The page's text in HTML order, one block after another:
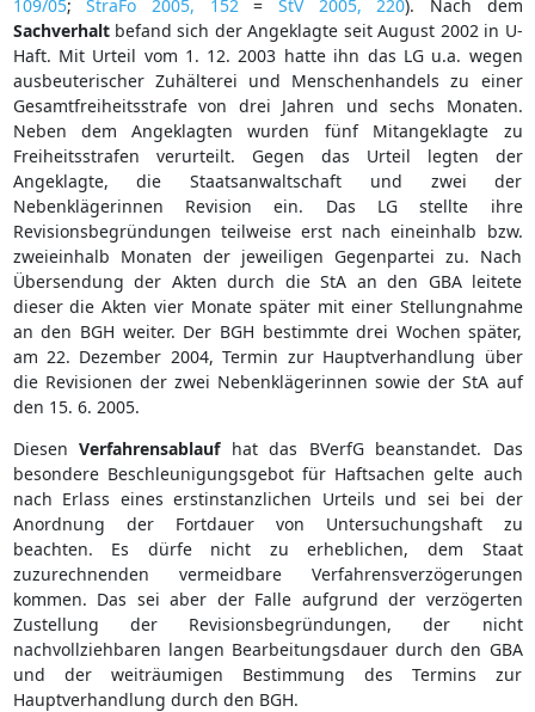
109/05;StraFo 2005, 152 = StV 2005, 220). Nach dem
Sachverhalt befand sich der Angeklagte seit August 2002 in U-
Haft. Mit Urteil vom 1. 12. 2003 hatte ihn das LG u.a. wegen
ausbeuterischer Zuhälterei und Menschenhandels zu einer
Gesamtfreiheitsstrafe von drei Jahren und sechs Monaten.
Neben dem Angeklagten wurden fünf Mitangeklagte zu
Freiheitsstrafen verurteilt. Gegen das Urteil legten der
Angeklagte, die Staatsanwaltschaft und zwei der
Nebenklägerinnen Revision ein. Das LG stellte ihre
Revisionsbegründungen teilweise erst nach eineinhalb bzw.
zweieinhalb Monaten der jeweiligen Gegenpartei zu. Nach
Übersendung der Akten durch die StA an den GBA leitete
dieser die Akten vier Monate später mit einer Stellungnahme
an den BGH weiter. Der BGH bestimmte drei Wochen später,
am 22. Dezember 2004, Termin zur Hauptverhandlung über
die Revisionen der zwei Nebenklägerinnen sowie der StA auf
den 15. 6. 2005.
Diesen Verfahrensablaufhat das BVerfG beanstandet. Das
besondere Beschleunigungsgebot für Haftsachen gelte auch
nach Erlass eines erstinstanzlichen Urteils und sei bei der
Anordnung der Fortdauer von Untersuchungshaft zu
beachten. Es dürfe nicht zu erheblichen, dem Staat
zuzurechnenden vermeidbare Verfahrensverzögerungen
kommen. Das sei aber der Falle aufgrund der verzögerten
Zustellung der Revisionsbegründungen, der nicht
nachvollziehbaren langen Bearbeitungsdauer durch den GBA
und der weiträumigen Bestimmung des Termins zur
Hauptverhandlung durch den BGH.